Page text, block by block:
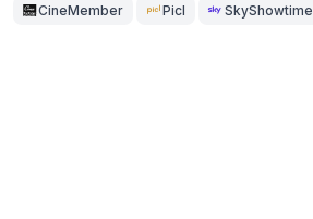
CineMember Picl SkyShowtime